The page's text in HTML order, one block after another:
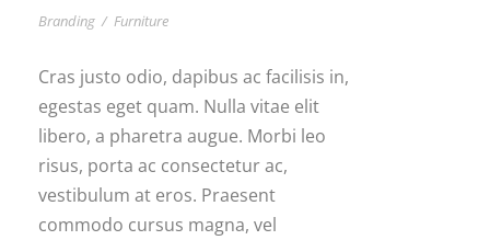
Branding / Furniture
Cras justo odio, dapibus ac facilisis in,
egestas eget quam. Nulla vitae elit
libero, a pharetra augue. Morbi leo
risus, porta ac consectetur ac,
vestibulum at eros. Praesent
commodo cursus magna, vel